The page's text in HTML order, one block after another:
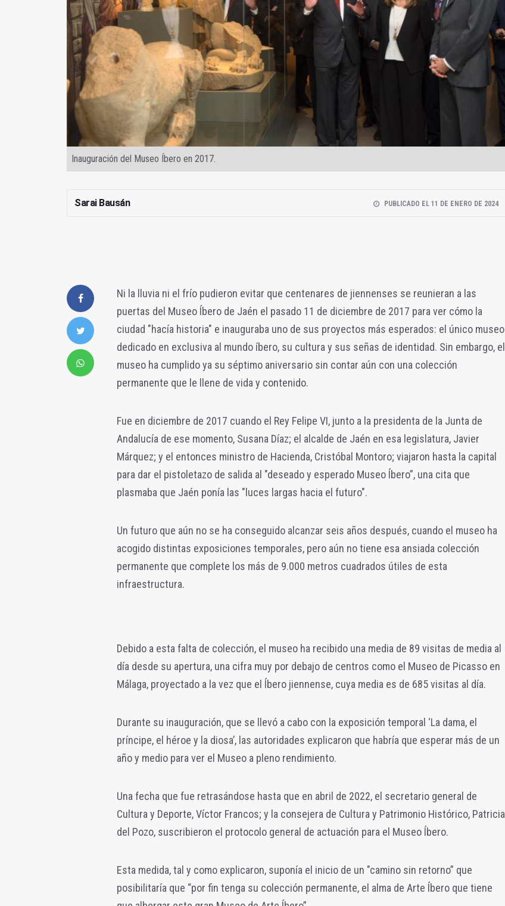
Inauguración del Museo Íbero en 2017.
Sarai Bausán PUBLICADO EL 11 DE ENERO DE 2024
Ni la lluvia ni el frío pudieron evitar que centenares de jiennenses se reunieran a las
puertas del Museo Íbero de Jaén el pasado 11 de diciembre de 2017 para ver cómo la
ciudad "hacía historia" e inauguraba uno de sus proyectos más esperados: el único museo
dedicado en exclusiva al mundo íbero, su cultura y sus señas de identidad. Sin embargo, el
museo ha cumplido ya su séptimo aniversario sin contar aún con una colección
permanente que le llene de vida y contenido.
Fue en diciembre de 2017 cuando el Rey Felipe VI, junto a la presidenta de la Junta de
Andalucía de ese momento, Susana Díaz; el alcalde de Jaén en esa legislatura, Javier
Márquez; y el entonces ministro de Hacienda, Cristóbal Montoro; viajaron hasta la capital
para dar el pistoletazo de salida al "deseado y esperado Museo Íbero”, una cita que
plasmaba que Jaén ponía las "luces largas hacia el futuro".
Un futuro que aún no se ha conseguido alcanzar seis años después, cuando el museo ha
acogido distintas exposiciones temporales, pero aún no tiene esa ansiada colección
permanente que complete los más de 9.000 metros cuadrados útiles de esta
infraestructura.
Debido a esta falta de colección, el museo ha recibido una media de 89 visitas de media al
día desde su apertura, una cifra muy por debajo de centros como el Museo de Picasso en
Málaga, proyectado a la vez que el Íbero jiennense, cuya media es de 685 visitas al día.
Durante su inauguración, que se llevó a cabo con la exposición temporal ‘La dama, el
príncipe, el héroe y la diosa’, las autoridades explicaron que habría que esperar más de un
año y medio para ver el Museo a pleno rendimiento.
Una fecha que fue retrasándose hasta que en abril de 2022, el secretario general de
Cultura y Deporte, Víctor Francos; y la consejera de Cultura y Patrimonio Histórico, Patricia
del Pozo, suscribieron el protocolo general de actuación para el Museo Íbero.
Esta medida, tal y como explicaron, suponía el inicio de un "camino sin retorno” que
posibilitaría que “por fin tenga su colección permanente, el alma de Arte Íbero que tiene